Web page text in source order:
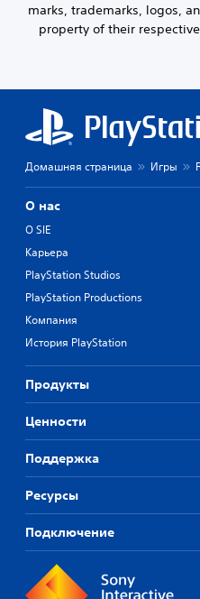
marks, trademarks, logos,
property of their
Домашняя страница Игры
О нас
О SIE
Карьера
PlayStation Studios
PlayStation Productions
Компания
История PlayStation
Продукты
Ценности
Поддержка
Ресурсы
Подключение